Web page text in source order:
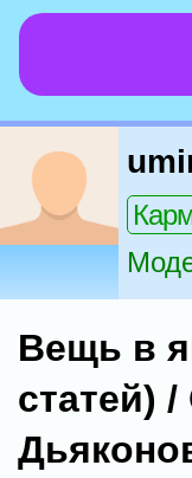
Вещь в
статей)